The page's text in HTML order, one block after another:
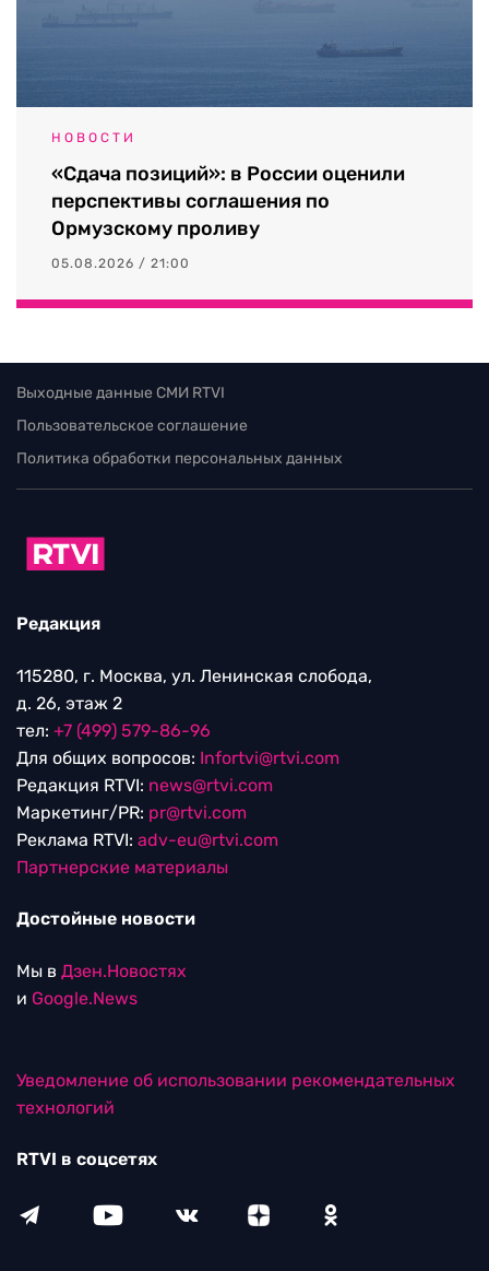
НОВОСТИ
«Сдача позиций»: в России оценили
перспективы соглашения по
Ормузскому проливу
05.08.2026 / 21:00
Выходные данные СМИ RTVI
Пользовательское соглашение
Политика обработки персональных данных
Редакция
115280, г. Москва, ул. Ленинская слобода,
д. 26, этаж 2
тел: +7 (499) 579-86-96
Для общих вопросов: Infortvi@rtvi.com
Редакция RTVI: news@rtvi.com
Маркетинг/PR: pr@rtvi.com
Реклама RTVI: adv-eu@rtvi.com
Партнерские материалы
Достойные новости
Мы в Дзен.Новостях
и Google.News
Уведомление об использовании рекомендательных
технологий
RTVI в соцсетях